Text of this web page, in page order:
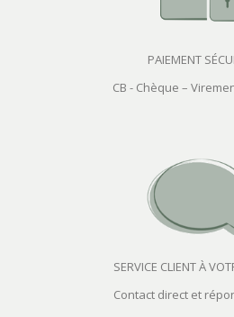
PAIEMENT
CB - Chèque –
SERVICE CLIENT À
Contact direct et